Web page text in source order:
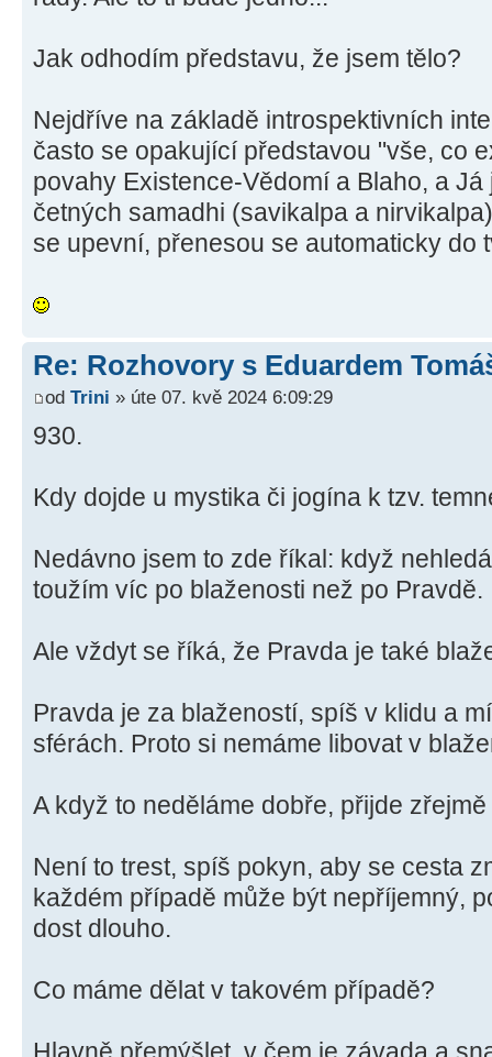
Jak odhodím představu, že jsem tělo?
Nejdříve na základě introspektivních
často se opakující představou "vše, co
povahy Existence-Vědomí a Blaho, a Já
četných samadhi (savikalpa a
se upevní, přenesou se automaticky do
Re: Rozhovory s Eduardem
od Trini » úte 07. kvě 2024 6:09:29
930.
Kdy dojde u mystika či jogína k tzv.
Nedávno jsem to zde říkal: když
toužím víc po blaženosti než po Pravdě.
Ale vždyt se říká, že Pravda je také
Pravda je za blažeností, spíš v klidu a
sférách. Proto si nemáme libovat v
A když to neděláme dobře, přijde
Není to trest, spíš pokyn, aby se cesta
každém případě může být nepříjemný,
dost dlouho.
Co máme dělat v takovém případě?